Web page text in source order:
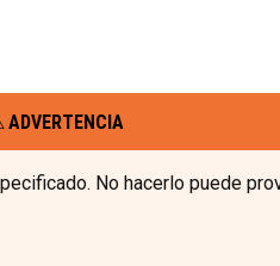
ADVERTENCIA
No hacerlo puede